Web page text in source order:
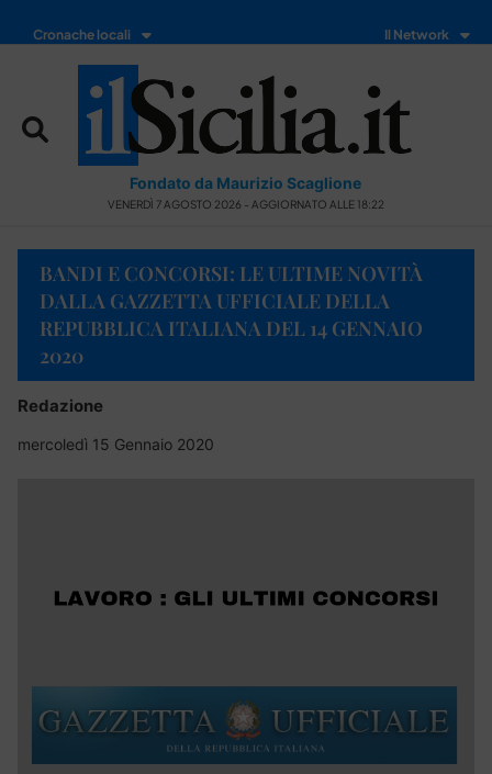
Cronache locali Il Network
Fondato da Maurizio Scaglione
VENERDÌ 7 AGOSTO 2026 - AGGIORNATO ALLE 18:22
BANDI E CONCORSI: LE ULTIME NOVITÀ
DALLA GAZZETTA UFFICIALE DELLA
REPUBBLICA ITALIANA DEL 14 GENNAIO
2020
Redazione
mercoledì 15 Gennaio 2020